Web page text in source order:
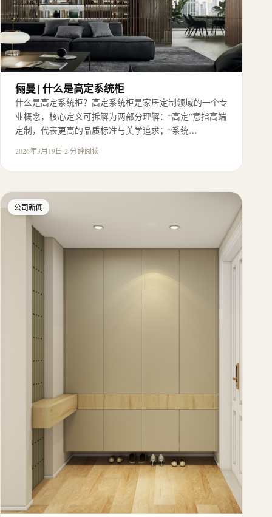
俪曼 | 什么是高定系统柜
什么是高定系统柜？高定系统柜是家居定制领域的一个专
业概念，核心定义可拆解为两部分理解：“高定”意指高端
定制，代表更高的品质标准与美学追求；“系统…
2026年3月19日·2 分钟阅读
公司新闻